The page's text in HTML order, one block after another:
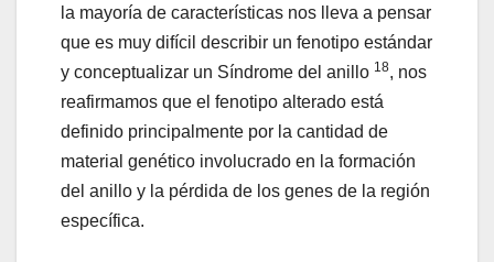
la mayoría de características nos lleva a pensar
que es muy difícil describir un fenotipo estándar
y conceptualizar un Síndrome del anillo 18, nos
reafirmamos que el fenotipo alterado está
definido principalmente por la cantidad de
material genético involucrado en la formación
del anillo y la pérdida de los genes de la región
específica.